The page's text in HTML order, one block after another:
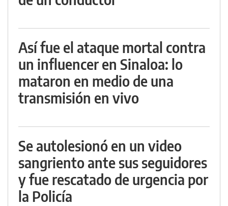
Así fue el ataque mortal contra
un influencer en Sinaloa: lo
mataron en medio de una
transmisión en vivo
Se autolesionó en un video
sangriento ante sus seguidores
y fue rescatado de urgencia por
la Policía